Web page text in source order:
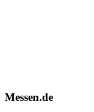
Messen.de